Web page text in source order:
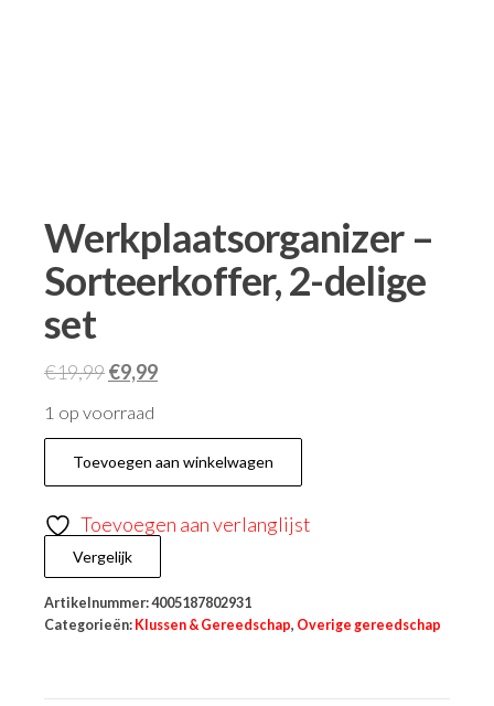
Werkplaatsorganizer –
Sorteerkoffer, 2-delige
set
€19,99€9,99
1 op voorraad
Toevoegen aan winkelwagen
Toevoegen aan verlanglijst
Vergelijk
Artikelnummer:4005187802931
Categorieën: Klussen & Gereedschap, Overige gereedschap